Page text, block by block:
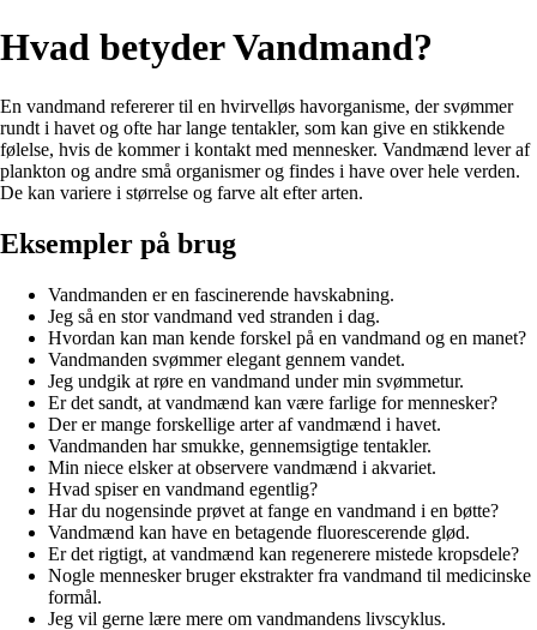
Hvad betyder Vandmand?
En vandmand refererer til en hvirvelløs havorganisme, der svømmer
rundt i havet og ofte har lange tentakler, som kan give en stikkende
følelse, hvis de kommer i kontakt med mennesker. Vandmænd lever af
plankton og andre små organismer og findes i have over hele verden.
De kan variere i størrelse og farve alt efter arten.
Eksempler på brug
Vandmanden er en fascinerende havskabning.
Jeg så en stor vandmand ved stranden i dag.
Hvordan kan man kende forskel på en vandmand og en manet?
Vandmanden svømmer elegant gennem vandet.
Jeg undgik at røre en vandmand under min svømmetur.
Er det sandt, at vandmænd kan være farlige for mennesker?
Der er mange forskellige arter af vandmænd i havet.
Vandmanden har smukke, gennemsigtige tentakler.
Min niece elsker at observere vandmænd i akvariet.
Hvad spiser en vandmand egentlig?
Har du nogensinde prøvet at fange en vandmand i en bøtte?
Vandmænd kan have en betagende fluorescerende glød.
Er det rigtigt, at vandmænd kan regenerere mistede kropsdele?
Nogle mennesker bruger ekstrakter fra vandmand til medicinske
formål.
Jeg vil gerne lære mere om vandmandens livscyklus.